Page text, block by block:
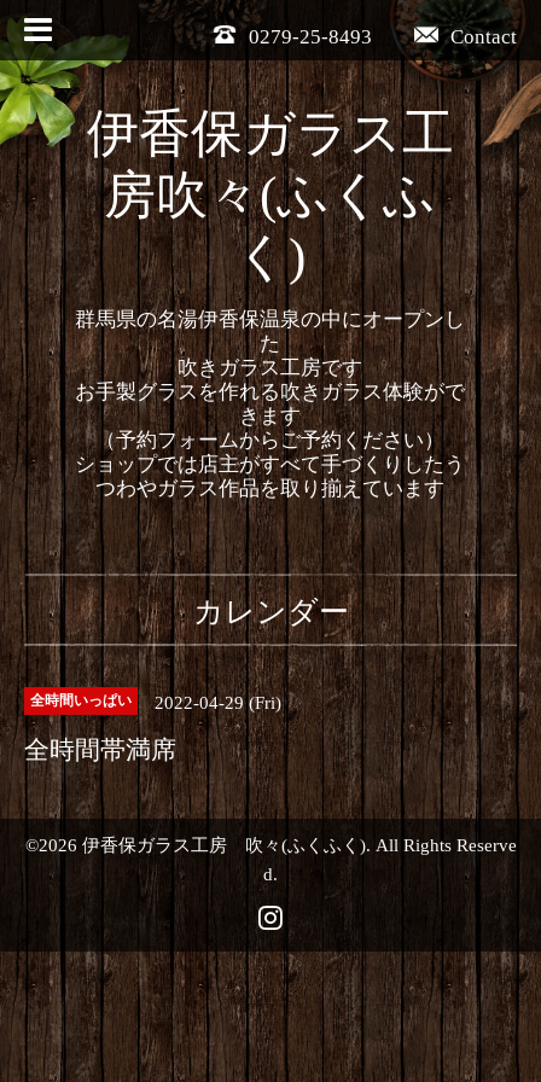
Contact
0279-25-8493
伊香保ガラス工
房吹々(ふくふ
く)
群馬県の名湯伊香保温泉の中にオープンし
た
吹きガラス工房です
お手製グラスを作れる吹きガラス体験がで
きます
（予約フォームからご予約ください）
ショップでは店主がすべて手づくりしたう
つわやガラス作品を取り揃えています
カレンダー
全時間いっぱい 2022-04-29 (Fri)
全時間帯満席
©2026 伊香保ガラス工房 吹々(ふくふく). All Rights Reserve
d.